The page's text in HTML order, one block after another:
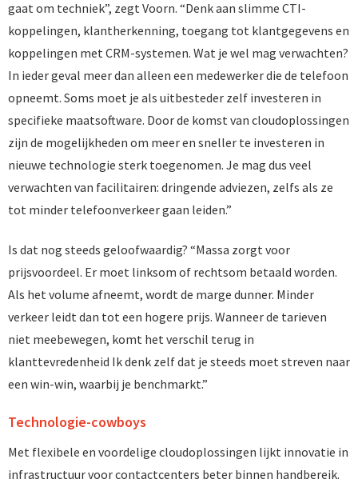
gaat om techniek”, zegt Voorn. “Denk aan slimme CTI-
koppelingen, klantherkenning, toegang tot klantgegevens en
koppelingen met CRM-systemen. Wat je wel mag verwachten?
In ieder geval meer dan alleen een medewerker die de telefoon
opneemt. Soms moet je als uitbesteder zelf investeren in
specifieke maatsoftware. Door de komst van cloudoplossingen
zijn de mogelijkheden om meer en sneller te investeren in
nieuwe technologie sterk toegenomen. Je mag dus veel
verwachten van facilitairen: dringende adviezen, zelfs als ze
tot minder telefoonverkeer gaan leiden.”
Is dat nog steeds geloofwaardig? “Massa zorgt voor
prijsvoordeel. Er moet linksom of rechtsom betaald worden.
Als het volume afneemt, wordt de marge dunner. Minder
verkeer leidt dan tot een hogere prijs. Wanneer de tarieven
niet meebewegen, komt het verschil terug in
klanttevredenheid Ik denk zelf dat je steeds moet streven naar
een win-win, waarbij je benchmarkt.”
Technologie-cowboys
Met flexibele en voordelige cloudoplossingen lijkt innovatie in
infrastructuur voor contactcenters beter binnen handbereik.